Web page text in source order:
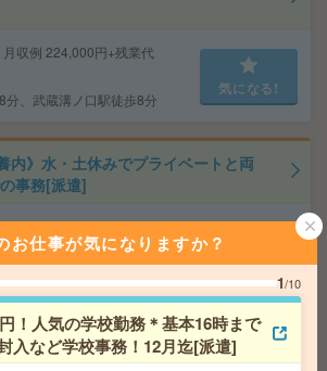
収例 224,000円+残業代
分、武蔵溝ノ口駅徒歩8分
気になる!
内》水・土休みでプライベートと両
事務[派遣]
気になる!
の期間限定×証明書発行業務@新川崎×
お仕事が気になりますか？
1/10
！人気の学校勤務＊基本16時まで
入など学校事務！12月迄[派遣]